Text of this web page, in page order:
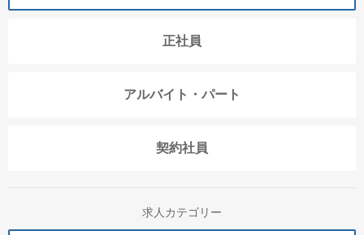
正社員
アルバイト・パート
契約社員
求人カテゴリー